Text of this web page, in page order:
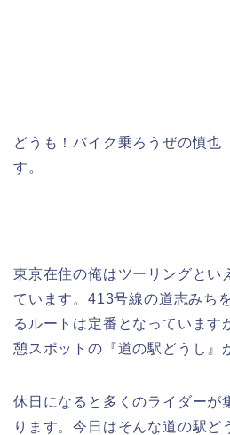
どうも！バイク乗ろうぜの慎也
す。
東京在住の俺はツーリングとい
ています。413号線の道志みち
るルートは定番となっています
憩スポットの『道の駅どうし』
休日になると多くのライダーが
ります。今日はそんな道の駅ど